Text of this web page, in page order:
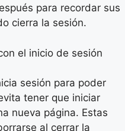
para recordar sus
cierra la sesión.
el inicio de sesión
sesión para poder
tener que iniciar
nueva página. Estas
al cerrar la